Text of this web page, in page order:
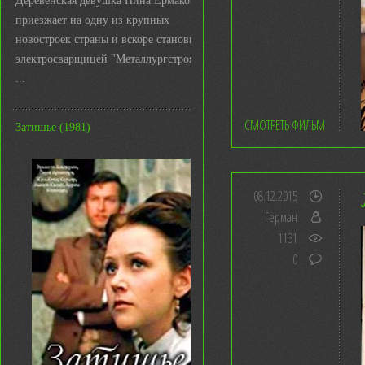
приезжает на одну из крупных
новостроек страны и вскоре становится
электросварщицей "Металлургстроя&q
...
Затишье (1981) СМОТРЕТЬ ФИЛЬМ
08.12.2015
Герман
1131
0